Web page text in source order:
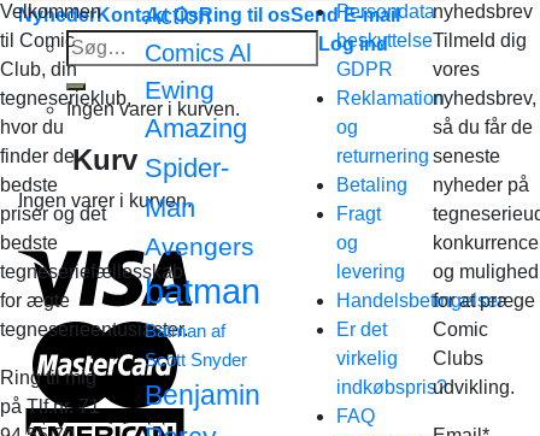
NyhederKontakt OsRing til osSend E-mail
Søg
efter:
Log ind
Ingen varer i kurven.
Kurv
Ingen varer i kurven.
Velkommen
til Comic
Club, din
tegneserieklub,
hvor du
finder de
bedste
priser og det
bedste
tegneseriefællesskab
for ægte
tegneserieentusiaster.
Ring til mig
på Tlf.nr. 71
Action
Comics Al
Ewing
Amazing
Spider-
Man
Avengers
batman
Batman af
Scott Snyder
Benjamin
Persondata
beskyttelse
GDPR
Reklamation
og
returnering
Betaling
Fragt
og
levering
Handelsbetingelser
Er det
virkelig
indkøbspris?
FAQ
nyhedsbrev
Tilmeld dig
vores
nyhedsbrev,
så du får de
seneste
nyheder på
og mulighed
for at præge
Comic
Clubs
udvikling.